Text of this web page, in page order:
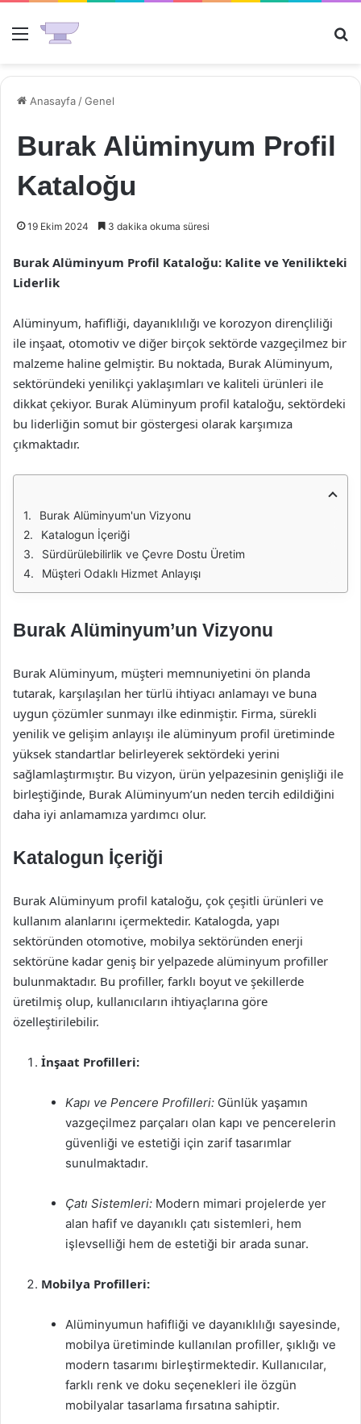
Menü
Anasayfa /Genel
Burak Alüminyum Profil
Kataloğu
19 Ekim 2024 3 dakika okuma süresi
Burak Alüminyum Profil Kataloğu: Kalite ve Yenilikteki
Liderlik
Alüminyum, hafifliği, dayanıklılığı ve korozyon dirençliliği
ile inşaat, otomotiv ve diğer birçok sektörde vazgeçilmez bir
malzeme haline gelmiştir. Bu noktada, Burak Alüminyum,
sektöründeki yenilikçi yaklaşımları ve kaliteli ürünleri ile
dikkat çekiyor. Burak Alüminyum profil kataloğu, sektördeki
bu liderliğin somut bir göstergesi olarak karşımıza
çıkmaktadır.
Burak Alüminyum'un Vizyonu
Katalogun İçeriği
Sürdürülebilirlik ve Çevre Dostu Üretim
Müşteri Odaklı Hizmet Anlayışı
Burak Alüminyum’un Vizyonu
Burak Alüminyum, müşteri memnuniyetini ön planda
tutarak, karşılaşılan her türlü ihtiyacı anlamayı ve buna
uygun çözümler sunmayı ilke edinmiştir. Firma, sürekli
yenilik ve gelişim anlayışı ile alüminyum profil üretiminde
yüksek standartlar belirleyerek sektördeki yerini
sağlamlaştırmıştır. Bu vizyon, ürün yelpazesinin genişliği ile
birleştiğinde, Burak Alüminyum’un neden tercih edildiğini
daha iyi anlamamıza yardımcı olur.
Katalogun İçeriği
Burak Alüminyum profil kataloğu, çok çeşitli ürünleri ve
kullanım alanlarını içermektedir. Katalogda, yapı
sektöründen otomotive, mobilya sektöründen enerji
sektörüne kadar geniş bir yelpazede alüminyum profiller
bulunmaktadır. Bu profiller, farklı boyut ve şekillerde
üretilmiş olup, kullanıcıların ihtiyaçlarına göre
özelleştirilebilir.
İnşaat Profilleri:
Kapı ve Pencere Profilleri: Günlük yaşamın
vazgeçilmez parçaları olan kapı ve pencerelerin
güvenliği ve estetiği için zarif tasarımlar
sunulmaktadır.
Çatı Sistemleri: Modern mimari projelerde yer
alan hafif ve dayanıklı çatı sistemleri, hem
işlevselliği hem de estetiği bir arada sunar.
Mobilya Profilleri:
Alüminyumun hafifliği ve dayanıklılığı sayesinde,
mobilya üretiminde kullanılan profiller, şıklığı ve
modern tasarımı birleştirmektedir. Kullanıcılar,
farklı renk ve doku seçenekleri ile özgün
mobilyalar tasarlama fırsatına sahiptir.